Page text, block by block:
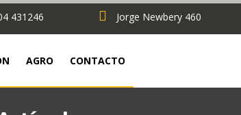
431246 Jorge Newbery 460
AGRO CONTACTO